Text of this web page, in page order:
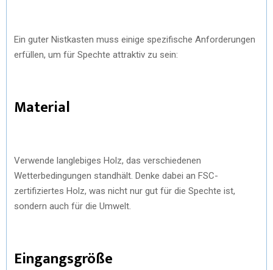
Ein guter Nistkasten muss einige spezifische Anforderungen
erfüllen, um für Spechte attraktiv zu sein:
Material
Verwende langlebiges Holz, das verschiedenen
Wetterbedingungen standhält. Denke dabei an FSC-
zertifiziertes Holz, was nicht nur gut für die Spechte ist,
sondern auch für die Umwelt.
Eingangsgröße